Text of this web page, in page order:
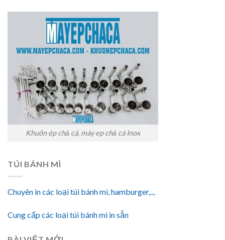
Khuôn ép chả cá, máy ep chả cá Inox
TÚI BÁNH MÌ
Chuyên in các loại túi bánh mì, hamburger,..,
Cung cấp các loại túi bánh mì in sẵn